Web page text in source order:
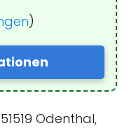
)
Odenthal,